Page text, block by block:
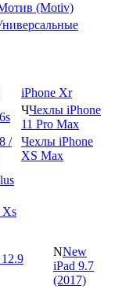
(Motiv)
iPhone Xr
ЧЧехлы iPhone
11 Pro Max
/
Чехлы iPhone
XS Max
Xs
NNew
iPad 9.7
(2017)